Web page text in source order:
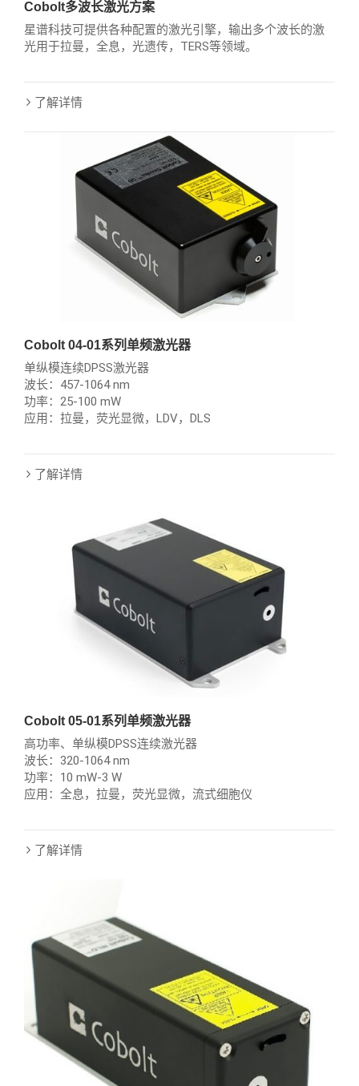
Cobolt多波长激光方案
星谱科技可提供各种配置的激光引擎，输出多个波长的激
光用于拉曼，全息，光遗传，TERS等领域。
了解详情
Cobolt 04-01系列单频激光器
单纵模连续DPSS激光器
波长：457-1064 nm
功率：25-100 mW
应用：拉曼，荧光显微，LDV，DLS
了解详情
Cobolt 05-01系列单频激光器
高功率、单纵模DPSS连续激光器
波长：320-1064 nm
功率：10 mW-3 W
应用：全息，拉曼，荧光显微，流式细胞仪
了解详情